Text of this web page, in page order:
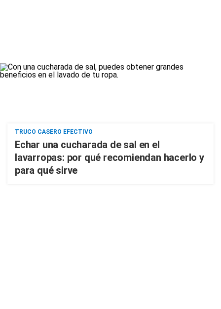
TRUCO CASERO EFECTIVO
Echar una cucharada de sal en el
lavarropas: por qué recomiendan hacerlo y
para qué sirve